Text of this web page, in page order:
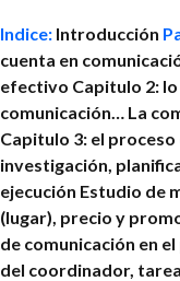
Indice: Introducción
cuenta en
efectivo Capitulo 2:
comunicación… La
Capitulo 3: el
investigación,
ejecución Estudio de
(lugar), precio y
de comunicación en
del coordinador,